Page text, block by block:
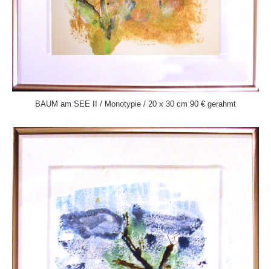
BAUM am SEE II / Monotypie / 20 x 30 cm 90 € gerahmt